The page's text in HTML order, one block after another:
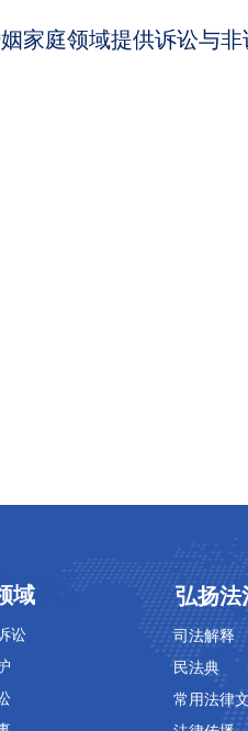
家庭领域提供诉讼与
讼
领域
域
司法解释
民法典
常用法律
专
弘扬法